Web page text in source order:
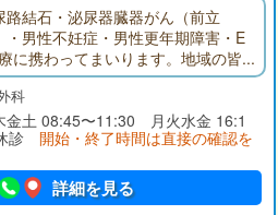
結石・泌尿器臓器がん（前立
男性不妊症・男性更年期障害・E
に携わってまいります。地域の皆
クリニックをスタッフと共に目
がら努力してまいります。
科
土 08:45〜11:30 月火水金 16:1
診 開始・終了時間は直接の確認を
詳細を見る